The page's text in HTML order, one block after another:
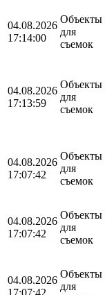
04.08.2026
17:14:00
Объекты
для
съемок
04.08.2026
17:13:59
Объекты
для
съемок
04.08.2026
17:07:42
Объекты
для
съемок
04.08.2026
17:07:42
Объекты
для
съемок
04.08.2026
17:07:42
Объекты
для